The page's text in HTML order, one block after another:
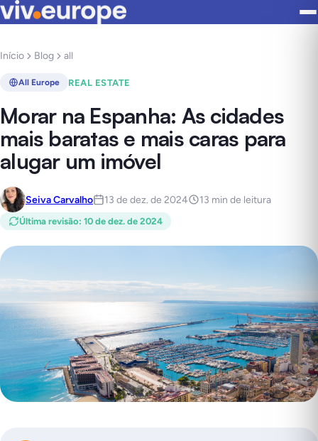
Início Blog all
All Europe REAL ESTATE
Morar na Espanha: As cidades
mais baratas e mais caras para
alugar um imóvel
Seiva Carvalho 13 de dez. de 2024 13 min de leitura
Última revisão: 10 de dez. de 2024